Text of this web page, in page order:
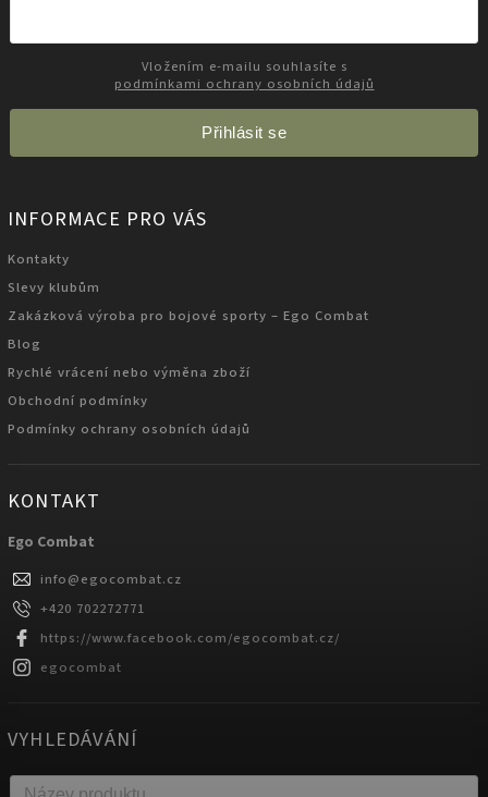
podmínkami ochrany osobních údajů
Přihlásit se
INFORMACE PRO VÁS
Kontakty
Slevy klubům
Zakázková výroba pro bojové sporty – Ego Combat
Blog
Rychlé vrácení nebo výměna zboží
Obchodní podmínky
Podmínky ochrany osobních údajů
KONTAKT
Ego Combat
info@egocombat.cz
+420 702272771
https://www.facebook.com/egocombat.cz/
egocombat
VYHLEDÁVÁNÍ